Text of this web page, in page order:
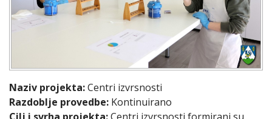
Naziv projekta:Centri izvrsnosti
Razdoblje provedbe: Kontinuirano